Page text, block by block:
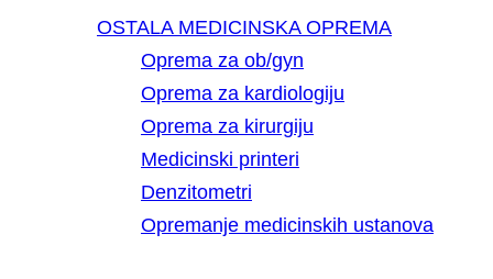
OSTALA MEDICINSKA OPREMA
Oprema za ob/gyn
Oprema za kardiologiju
Oprema za kirurgiju
Medicinski printeri
Denzitometri
Opremanje medicinskih ustanova